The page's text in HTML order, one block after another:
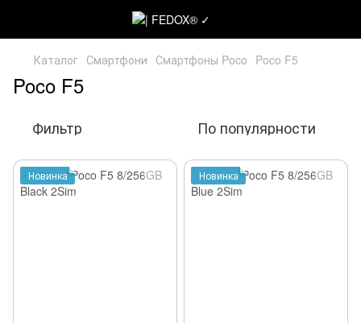
Каталог Смартфони Смартфоны Poco Poco F5
Poco F5
Фильтр По популярности
Новинка Новинка